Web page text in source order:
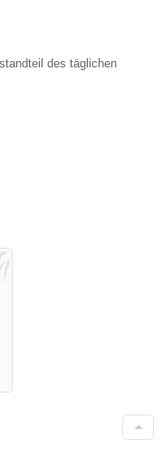
des täglichen